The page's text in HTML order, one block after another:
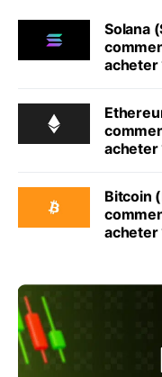
Solana
acheter
acheter
Bitcoin
acheter